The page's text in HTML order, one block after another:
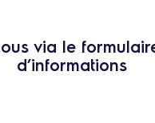
via le
d’informations